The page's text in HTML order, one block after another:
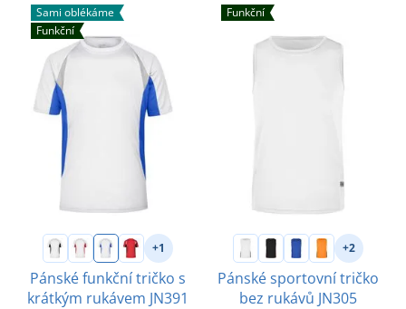
Sami oblékáme
Funkční
+1
Pánské funkční tričko s
krátkým rukávem JN391
Funkční
+2
Pánské sportovní tričko
bez rukávů JN305